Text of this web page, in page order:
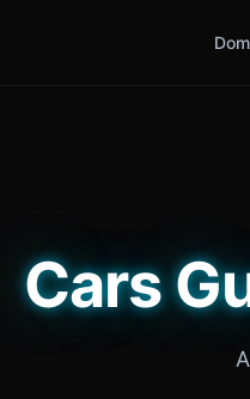
Cars